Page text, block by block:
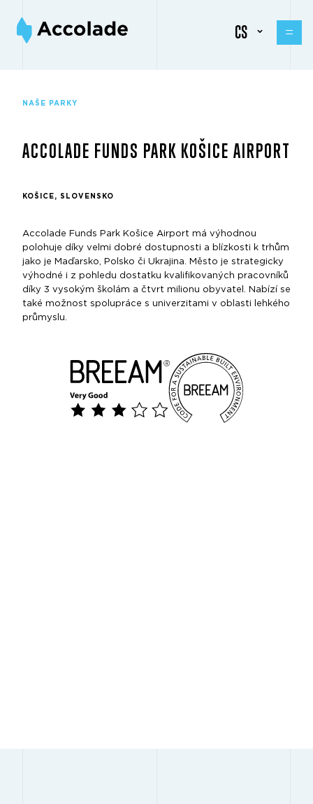
CS
NAŠE PARKY
ACCOLADE FUNDS PARK KOŠICE AIRPORT
KOŠICE, SLOVENSKO
Accolade Funds Park Košice Airport má výhodnou
polohuje díky velmi dobré dostupnosti a blízkosti k trhům
jako je Maďarsko, Polsko či Ukrajina. Město je strategicky
výhodné i z pohledu dostatku kvalifikovaných pracovníků
díky 3 vysokým školám a čtvrt milionu obyvatel. Nabízí se
také možnost spolupráce s univerzitami v oblasti lehkého
průmyslu.